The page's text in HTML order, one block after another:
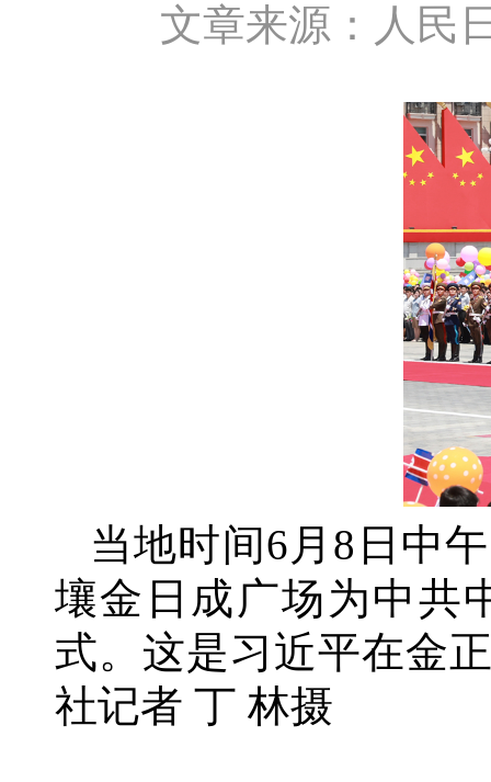
文章来源：人
当地时间6月8日中
壤金日成广场为中共
式。这是习近平在金
社记者 丁 林摄